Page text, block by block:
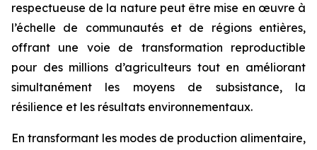
respectueuse de la nature peut être mise en œuvre à
l’échelle de communautés et de régions entières,
offrant une voie de transformation reproductible
pour des millions d’agriculteurs tout en améliorant
simultanément les moyens de subsistance, la
résilience et les résultats environnementaux.
En transformant les modes de production alimentaire,